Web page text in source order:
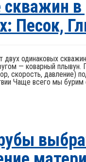
скважин в
Песок,
двух одинаковых
— коварный
скорость, давление)
Чаще всего мы